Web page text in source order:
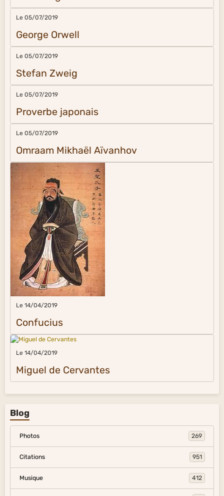
Le 05/07/2019
George Orwell
Le 05/07/2019
Stefan Zweig
Le 05/07/2019
Proverbe japonais
Le 05/07/2019
Omraam Mikhaël Aïvanhov
Le 14/04/2019
Confucius
Le 14/04/2019
Miguel de Cervantes
Blog
Photos 269
Citations 951
Musique 412